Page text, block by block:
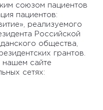
союзом пациентов
пациентов:
реализуемого
Российской
общества,
грантов.
нашем сайте
сетях: